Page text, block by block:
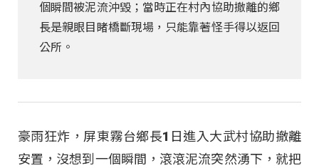
個瞬間被泥流沖毀；當時正在村內協助撤離的鄉
長是親眼目睹橋斷現場，只能靠著怪手得以返回
公所。
豪雨狂炸，屏東霧台鄉長1日進入大武村協助撤離
安置，沒想到一個瞬間，滾滾泥流突然湧下，就把